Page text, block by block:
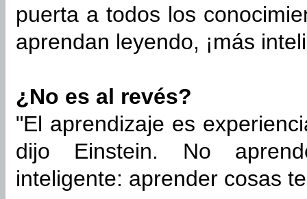
puerta a todos los
aprendan leyendo, ¡más
¿No es al revés?
"El aprendizaje es
dijo Einstein. No
inteligente: aprender cosas